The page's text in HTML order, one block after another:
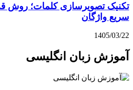
تکنیک تصویرسازی کلمات؛ روش
سریع واژگان
1405/03/22
آموزش زبان انگلیسی